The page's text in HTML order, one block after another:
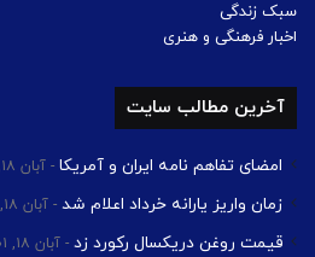
سبک زندگی
اخبار فرهنگی و هنری
آخرین مطالب سایت
امضای تفاهم نامه ایران و آمریکا آبان ۱۸, ۱۴۰۱
زمان واریز یارانه خرداد اعلام شد آبان ۱۸, ۱۴۰۱
قیمت روغن دریکسال رکورد زد آبان ۱۸, ۱۴۰۱